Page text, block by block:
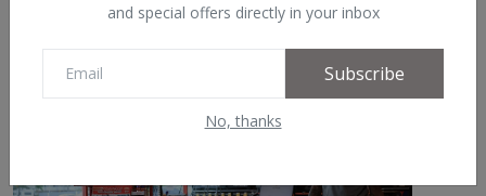
and special offers directly in your inbox
Subscribe
No, thanks
Aug 7, 2026 0
arbeidet. Nå setter AI det sa...